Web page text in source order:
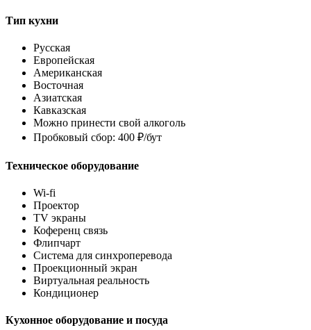
Тип кухни
Русская
Европейская
Американская
Восточная
Азиатская
Кавказская
Можно принести свой алкоголь
Пробковый сбор: 400 ₽/бут
Техническое оборудование
Wi-fi
Проектор
TV экраны
Коференц связь
Флипчарт
Система для синхроперевода
Проекционный экран
Виртуальная реальность
Кондиционер
Кухонное оборудование и посуда